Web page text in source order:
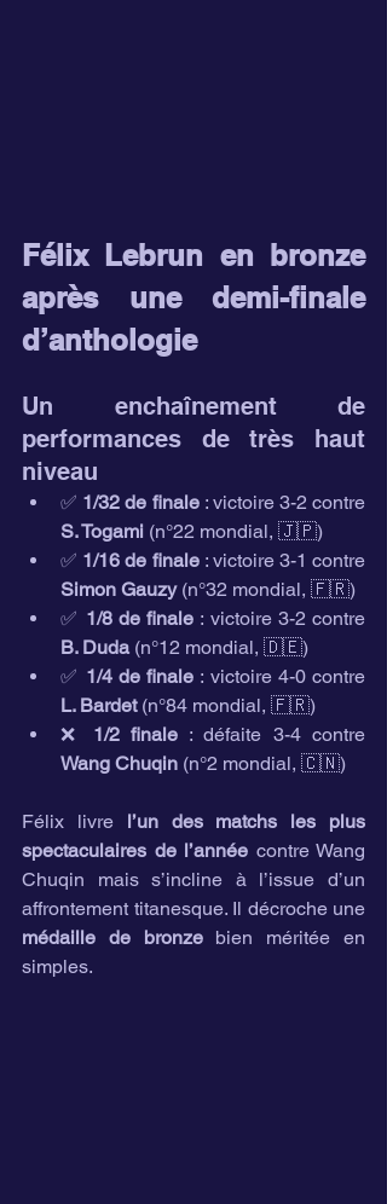
Félix Lebrun en bronze
après une demi-finale
d’anthologie
Un enchaînement de
performances de très haut
niveau
✅ 1/32 de finale
S. Togami (n°22 mondial, 🇯🇵)
✅ 1/16 de finale
Simon Gauzy (n°32 mondial, 🇫🇷)
✅ 1/8 de finale
B. Duda (n°12 mondial, 🇩🇪)
✅ 1/4 de finale
L. Bardet (n°84 mondial, 🇫🇷)
❌ 1/2 finale
Wang Chuqin (n°2 mondial, 🇨🇳)
Félix livre l’un des matchs les plus
spectaculaires de l’année contre Wang
Chuqin mais s’incline à l’issue d’un
médaille de bronze bien méritée en
simples.